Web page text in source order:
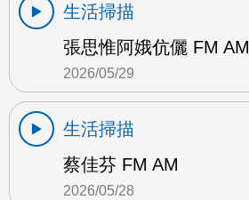
生活掃描
張思惟阿娥伉儷 FM AM
2026/05/29
生活掃描
蔡佳芬 FM AM
2026/05/28